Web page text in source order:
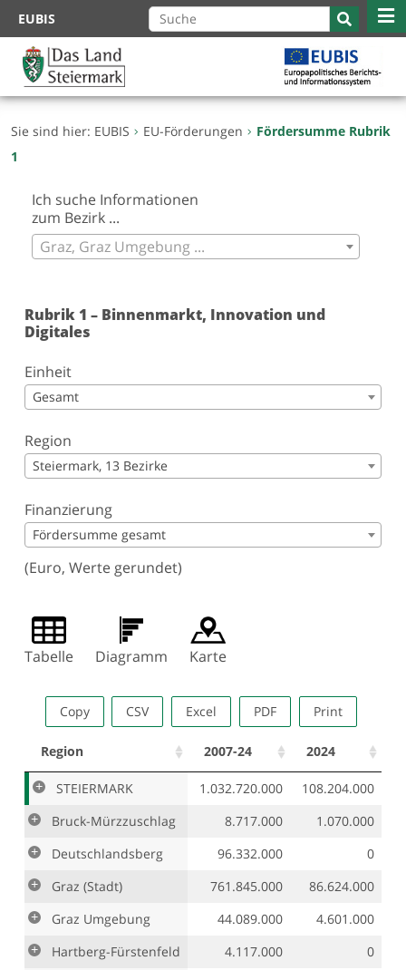
Zum
Inhalt
springen
EUBIS
Sie sind hier: EUBIS EU-Förderungen
Fördersumme Rubrik
1
Ich suche Informationen
zum Bezirk ...
Graz, Graz Umgebung ...
Rubrik 1 – Binnenmarkt, Innovation und
Digitales
Einheit
Gesamt
Region
Steiermark, 13 Bezirke
Finanzierung
Fördersumme gesamt
(Euro, Werte gerundet)
Tabelle Diagramm Karte
Copy CSV Excel PDF Print
Region 2007-24 2024
STEIERMARK 1.032.720.000
108.204.000
Bruck-Mürzzuschlag
8.717.000
1.070.000
Deutschlandsberg
96.332.000
0
Graz (Stadt)
761.845.000
86.624.000
Graz Umgebung
44.089.000
4.601.000
Hartberg-Fürstenfeld
4.117.000
0